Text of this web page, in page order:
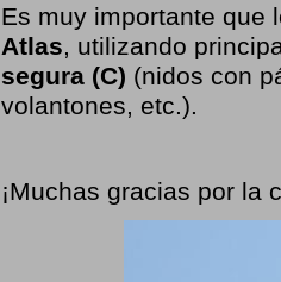
Es muy importante que
Atlas, utilizando
segura (C) (nidos con
volantones, etc.).
¡Muchas gracias por la